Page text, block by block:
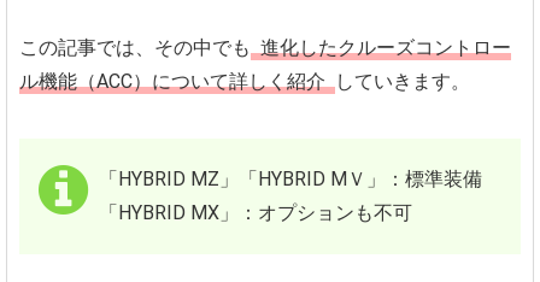
この記事では、その中でも 進化したクルーズコントロー
ル機能（ACC）について詳しく紹介 していきます。
「HYBRID MZ」「HYBRID MＶ」：標準装備
「HYBRID MX」：オプションも不可